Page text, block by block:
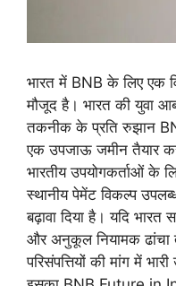
भारत में BNB के लिए
मौजूद है। भारत की युवा
तकनीक के प्रति रुझान
एक उपजाऊ जमीन तैयार
भारतीय उपयोगकर्ताओं के
स्थानीय पेमेंट विकल्प
बढ़ावा दिया है। यदि
और अनुकूल नियामक ढांचा
परिसंपत्तियों की मांग में